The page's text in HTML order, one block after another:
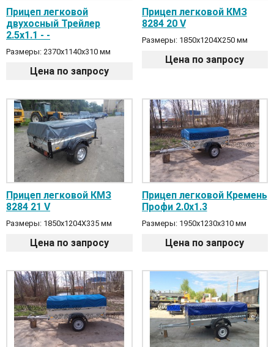
Прицеп легковой
двухосный Трейлер
2.5х1.1 - -
Размеры: 2370х1140х310 мм
Цена по запросу
Прицеп легковой КМЗ
8284 20 V
Размеры: 1850x1204X250 мм
Цена по запросу
Прицеп легковой КМЗ
8284 21 V
Размеры: 1850x1204X335 мм
Цена по запросу
Прицеп легковой Кремень
Профи 2.0х1.3
Размеры: 1950х1230х310 мм
Цена по запросу